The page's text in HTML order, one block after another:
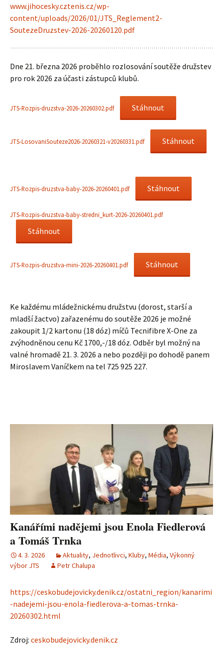
www.jihocesky.cztenis.cz/wp-
content/uploads/2026/01/JTS_Reglement2-
SoutezeDruzstev-2026-20260120.pdf
Dne 21. března 2026 proběhlo rozlosování soutěže družstev
pro rok 2026 za účasti zástupců klubů.
JTS-Rozpis-druzstva-2026-20260302.pdf Stáhnout
JTS-LosovaniSouteze2026-20260321-v20260331.pdf Stáhnout
JTS-Rozpis-druzstva-baby-2026-20260401.pdf Stáhnout
JTS-Rozpis-druzstva-baby-stredni_kurt-2026-20260401.pdf
Stáhnout
JTS-Rozpis-druzstva-mini-2026-20260401.pdf Stáhnout
Ke každému mládežnickému družstvu (dorost, starší a
mladší žactvo) zařazenému do soutěže 2026 je možné
zakoupit 1/2 kartonu (18 dóz) míčů Tecnifibre X-One za
zvýhodněnou cenu Kč 1700,-/18 dóz. Odběr byl možný na
valné hromadě 21. 3. 2026 a nebo později po dohodě panem
Miroslavem Vaníčkem na tel 725 925 227.
Kanářími nadějemi jsou Enola Fiedlerová
a Tomáš Trnka
4. 3. 2026 Aktuality, Jednotlivci, Kluby, Média, Výkonný
výbor JTS
Petr Chalupa
https://ceskobudejovicky.denik.cz/ostatni_region/kanarimi
-nadejemi-jsou-enola-fiedlerova-a-tomas-trnka-
20260302.html
Zdroj: ceskobudejovicky.denik.cz